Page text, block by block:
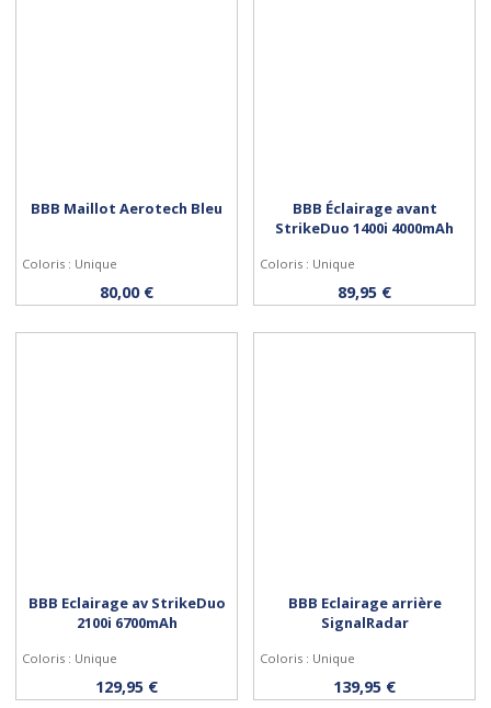
Personnaliser
BBB Maillot Aerotech Bleu
Coloris : Unique
80,00 € Acheter
BBB Éclairage avant
StrikeDuo 1400i 4000mAh
Coloris : Unique
89,95 €
Acheter
BBB Eclairage av StrikeDuo
2100i 6700mAh
Coloris : Unique
129,95 € Acheter
BBB Eclairage arrière
SignalRadar
Coloris : Unique
139,95 €